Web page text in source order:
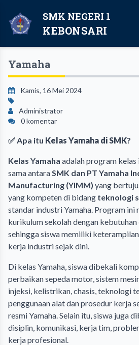
SMK NEGERI 1
KEBONSARI
Yamaha
Kamis, 16 Mei 2024
Administrator
0 komentar
✅ Apa itu Kelas Yamaha di SMK?
Kelas Yamaha adalah program
sama antaraSMK dan PT Yamaha
Manufacturing (YIMM) yang
yang kompeten di bidang teknologi
standar industri Yamaha. Program ini
kurikulum sekolah dengan kebutuhan
sehingga siswa memiliki
kerja industri sejak dini.
Di kelas Yamaha, siswa dibekali
perbaikan sepeda motor, sistem
injeksi, kelistrikan, chasis, teknologi
penggunaan alat dan prosedur kerja
resmi Yamaha. Selain itu, siswa juga
disiplin, komunikasi, kerja tim,
kerja profesional.